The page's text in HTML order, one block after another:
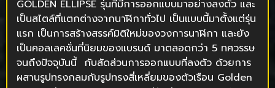
GOLDEN ELLIPSE รุ่นที่มีการออกแบบมาอย่างลงตัว และ
เป็นสไตล์ที่แตกต่างจากนาฬิกาทั่วไป เป็นแบบนี้มาตั้งแต่รุ่น
แรก เป็นการสร้างสรรค์มิติใหม่ของวงการนาฬิกา และยัง
เป็นคอลเลคชั่นที่นิยมของแบรนด์ มาตลอดกว่า 5 ทศวรรษ
จนถึงปัจจุบันนี้ กับสัดส่วนการออกแบบที่ลงตัว ด้วยการ
ผสานรูปทรงกลมกับรูปทรงสี่เหลี่ยมของตัวเรือน Golden